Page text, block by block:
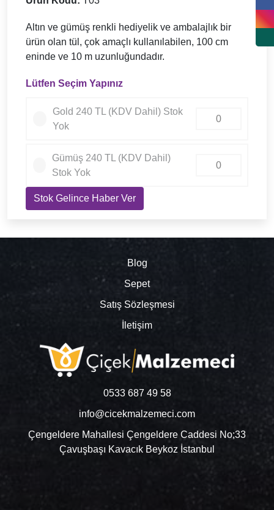
Altın ve gümüş renkli hediyelik ve ambalajlık bir
ürün olan tül, çok amaçlı kullanılabilen, 100 cm
eninde ve 10 m uzunluğundadır.
Lütfen Seçim Yapınız
Gold 240 TL (KDV Dahil) Stok
Yok
Gümüş 240 TL (KDV Dahil)
Stok Yok
Stok Gelince Haber Ver
Blog
Sepet
Satış Sözleşmesi
İletişim
0533 687 49 58
info@cicekmalzemeci.com
Çengeldere Mahallesi Çengeldere Caddesi No;33
Çavuşbaşı Kavacık Beykoz İstanbul